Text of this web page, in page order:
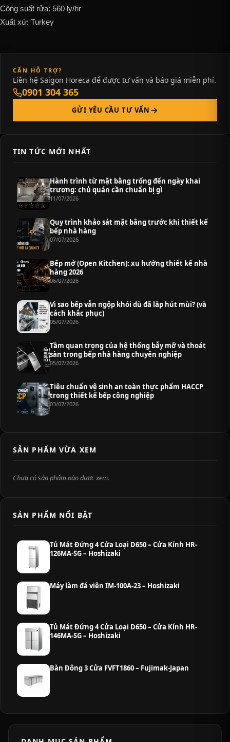
Công suất rửa: 560 ly/hr
Xuất xứ: Turkey
CẦN HỖ TRỢ?
Liên hệ Saigon Horeca để được tư vấn và báo giá miễn phí.
0901 304 365
GỬI YÊU CẦU TƯ VẤN
TIN TỨC MỚI NHẤT
Hành trình từ mặt bằng trống đến ngày khai
trương: chủ quán cần chuẩn bị gì
11/07/2026
Quy trình khảo sát mặt bằng trước khi thiết kế
bếp nhà hàng
07/07/2026
Bếp mở (Open Kitchen): xu hướng thiết kế nhà
hàng 2026
06/07/2026
Vì sao bếp vẫn ngộp khói dù đã lắp hút mùi? (và
cách khắc phục)
05/07/2026
Tầm quan trọng của hệ thống bẫy mỡ và thoát
sàn trong bếp nhà hàng chuyên nghiệp
05/07/2026
Tiêu chuẩn vệ sinh an toàn thực phẩm HACCP
trong thiết kế bếp công nghiệp
03/07/2026
SẢN PHẨM VỪA XEM
Chưa có sản phẩm nào được xem.
SẢN PHẨM NỔI BẬT
Tủ Mát Đứng 4 Cửa Loại D650 – Cửa Kính HR-
126MA-SG – Hoshizaki
Máy làm đá viên IM-100A-23 – Hoshizaki
Tủ Mát Đứng 4 Cửa Loại D650 – Cửa Kính HR-
146MA-SG – Hoshizaki
Bàn Đông 3 Cửa FVFT1860 – Fujimak-Japan